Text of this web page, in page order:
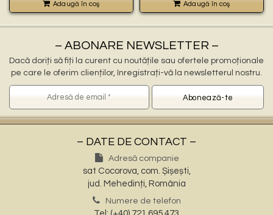
Adaugă în coş Adaugă în coş
– ABONARE NEWSLETTER –
Dacă doriți să fiți la curent cu noutățile sau ofertele promoționale
pe care le oferim clienților, înregistrați-vă la newsletterul nostru.
– DATE DE CONTACT –
Adresă companie
sat Cocorova, com. Șișești,
jud. Mehedinți, România
Numere de telefon